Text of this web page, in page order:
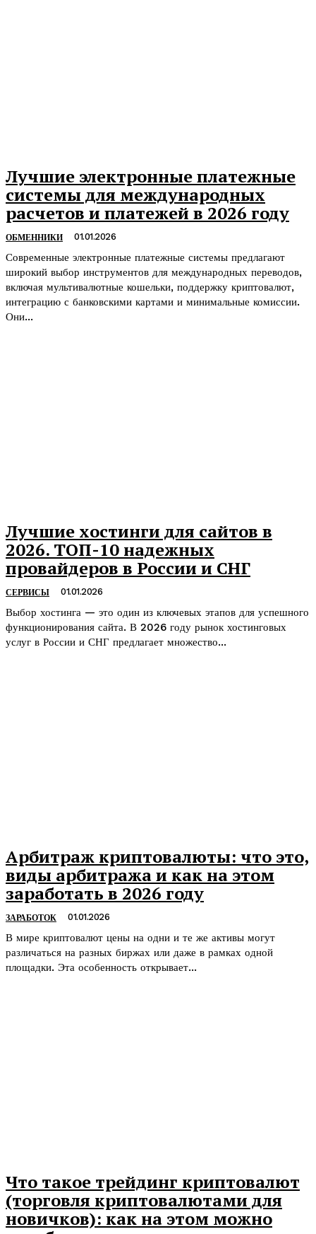
Лучшие электронные платежные
системы для международных
расчетов и платежей в 2026 году
ОБМЕННИКИ 01.01.2026
Современные электронные платежные системы предлагают
широкий выбор инструментов для международных переводов,
включая мультивалютные кошельки, поддержку криптовалют,
интеграцию с банковскими картами и минимальные комиссии.
Они...
Лучшие хостинги для сайтов в
2026. ТОП-10 надежных
провайдеров в России и СНГ
СЕРВИСЫ 01.01.2026
Выбор хостинга — это один из ключевых этапов для успешного
функционирования сайта. В 2026 году рынок хостинговых
услуг в России и СНГ предлагает множество...
Арбитраж криптовалюты: что это,
виды арбитража и как на этом
заработать в 2026 году
ЗАРАБОТОК 01.01.2026
В мире криптовалют цены на одни и те же активы могут
различаться на разных биржах или даже в рамках одной
площадки. Эта особенность открывает...
Что такое трейдинг криптовалют
(торговля криптовалютами для
новичков): как на этом можно